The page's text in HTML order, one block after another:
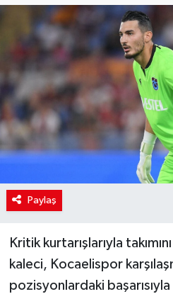
Paylaş
Kritik kurtarışlarıyla
kaleci, Kocaelispor
pozisyonlardaki